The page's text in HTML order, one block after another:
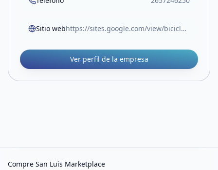
Sitio web https://sites.google.com/view/bicicleteriahighbike/p%C3%A1gina-principal
Ver perfil de la empresa
Compre San Luis Marketplace